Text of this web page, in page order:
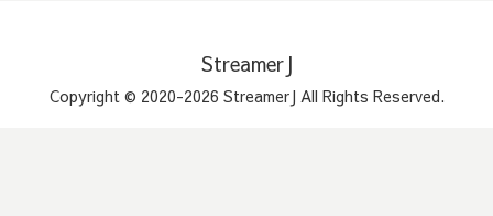
StreamerJ
Copyright © 2020-2026 StreamerJ All Rights Reserved.